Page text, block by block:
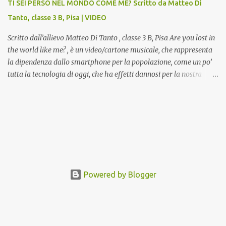
da allievi e studenti dell’Istituto d’Arte durante il...
TI SEI PERSO NEL MONDO COME ME? Scritto da Matteo Di
Tanto, classe 3 B, Pisa | VIDEO
Scritto dall’allievo Matteo Di Tanto , classe 3 B, Pisa Are you lost in
the world like me? , è un video/cartone musicale, che rappresenta
la dipendenza dallo smartphone per la popolazione, come un po’
tutta la tecnologia di oggi, che ha effetti dannosi per la nostra
valori umani, fatti di rapporti sociali, come amicizia, amore,
Powered by Blogger